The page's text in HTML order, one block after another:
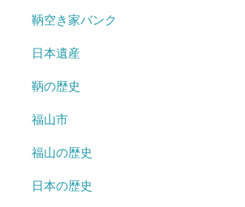
鞆空き家バンク
日本遺産
鞆の歴史
福山市
福山の歴史
日本の歴史